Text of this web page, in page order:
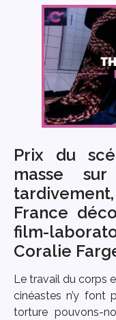
Prix du
masse
France
film-
Coralie
Le travail du corps
cinéastes n’y font
torture pouvons-